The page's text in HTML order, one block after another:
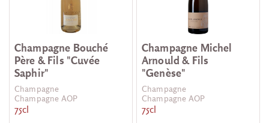
Champagne Bouché
Père & Fils "Cuvée
Saphir"
Champagne
Champagne AOP
75cl
Champagne Michel
Arnould & Fils
"Genèse"
Champagne
Champagne AOP
75cl